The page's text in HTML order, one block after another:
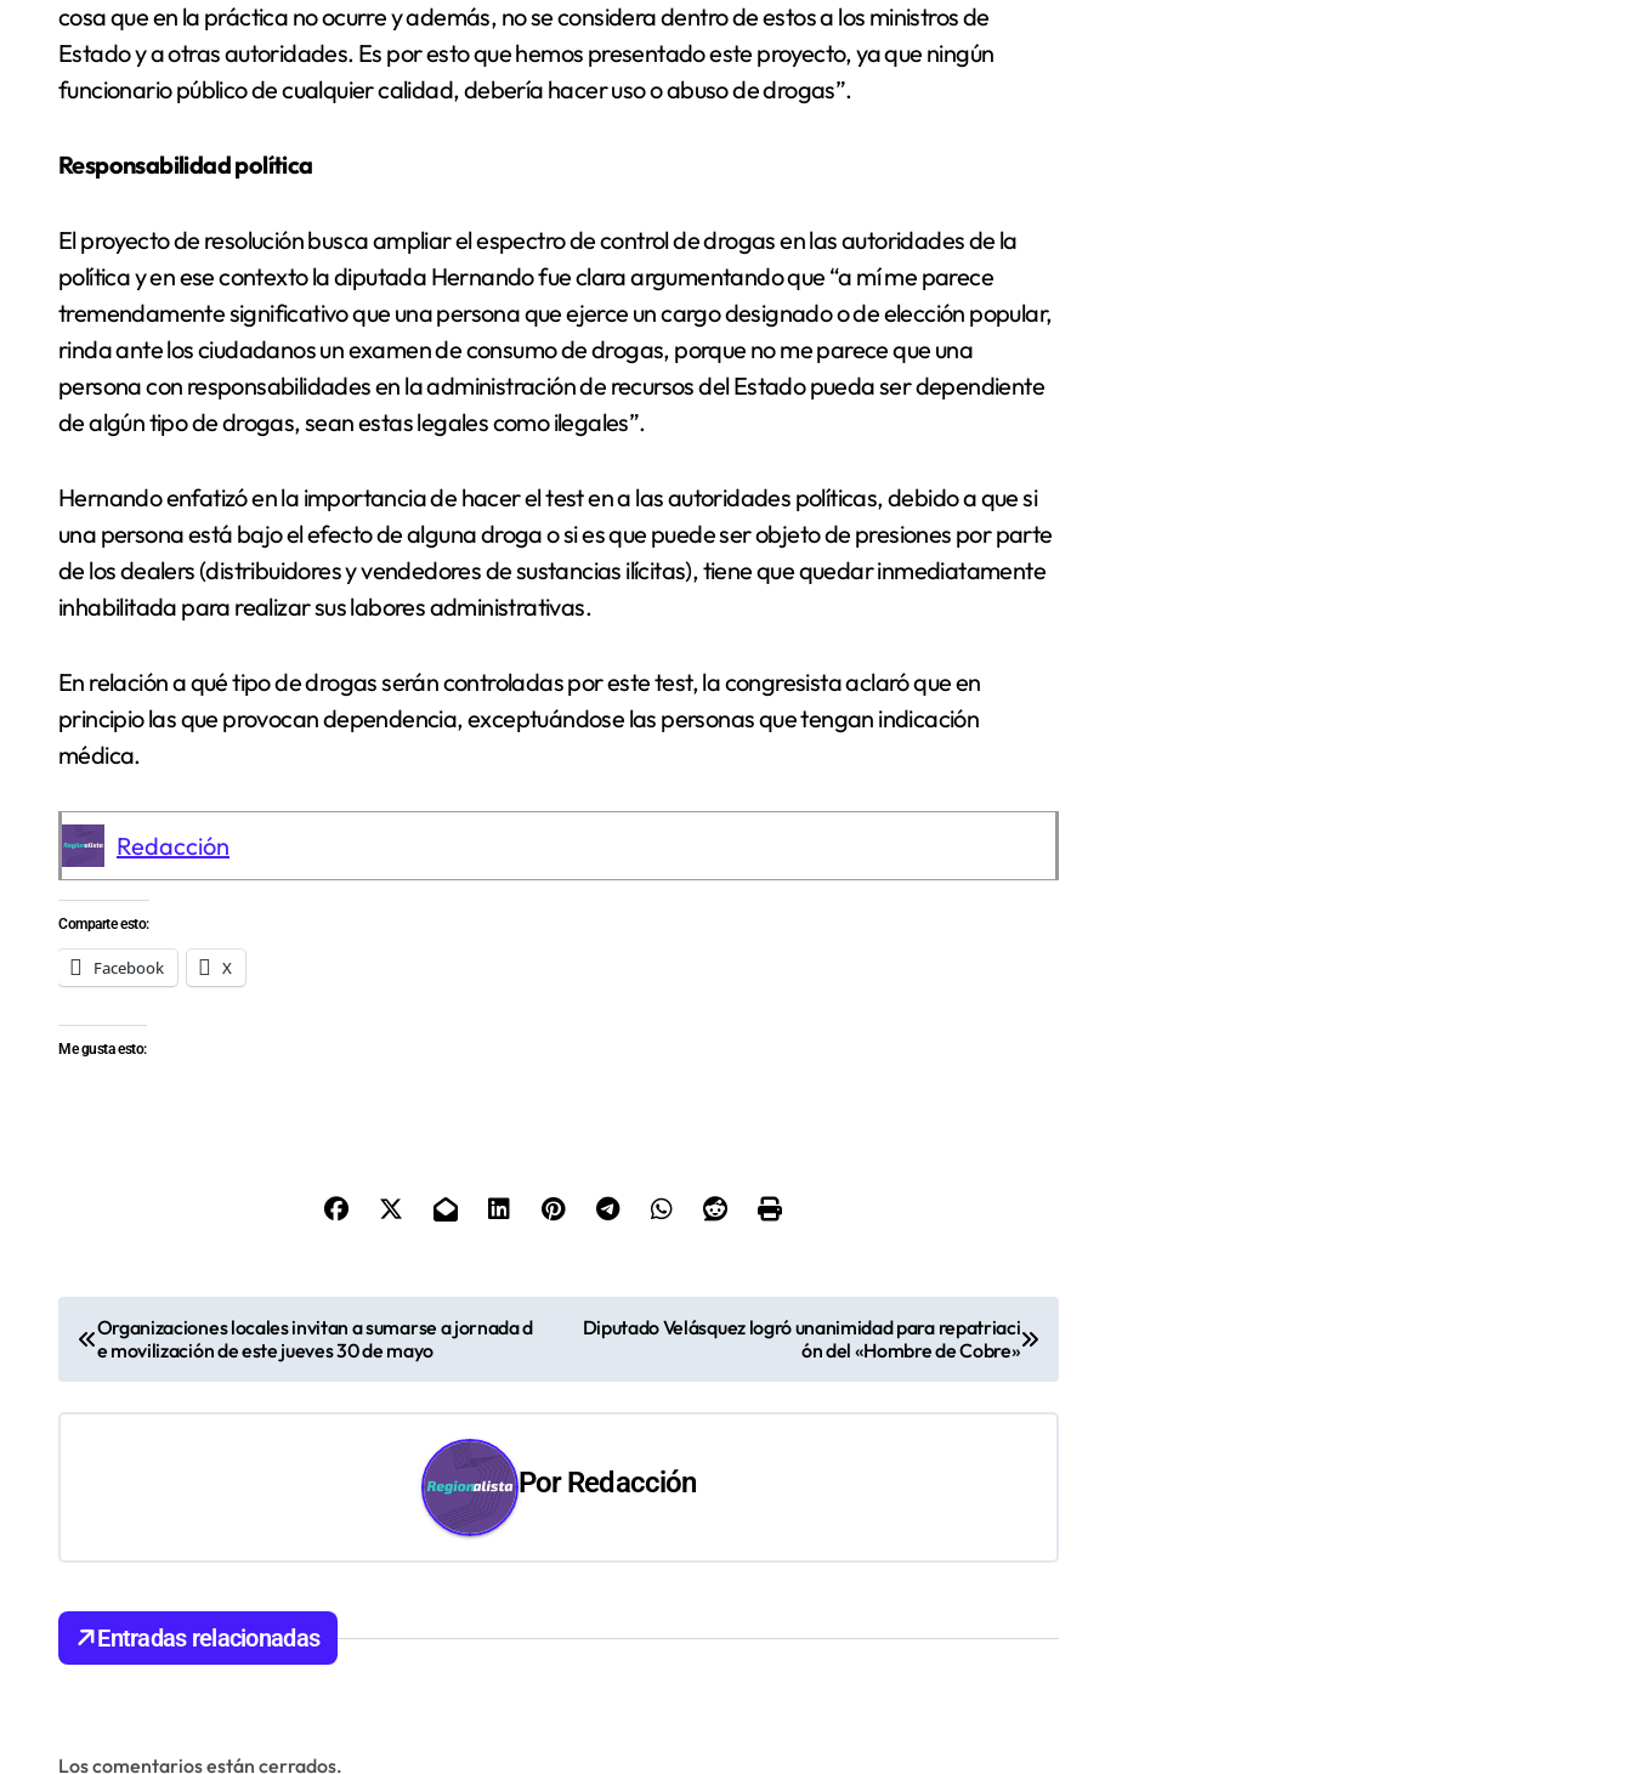
cosa que en la práctica no ocurre y además, no se considera dentro de estos a los ministros de
Estado y a otras autoridades. Es por esto que hemos presentado este proyecto, ya que ningún
funcionario público de cualquier calidad, debería hacer uso o abuso de drogas”.
Responsabilidad política
El proyecto de resolución busca ampliar el espectro de control de drogas en las autoridades de la
política y en ese contexto la diputada Hernando fue clara argumentando que “a mí me parece
tremendamente significativo que una persona que ejerce un cargo designado o de elección popular,
rinda ante los ciudadanos un examen de consumo de drogas, porque no me parece que una
persona con responsabilidades en la administración de recursos del Estado pueda ser dependiente
de algún tipo de drogas, sean estas legales como ilegales”.
Hernando enfatizó en la importancia de hacer el test en a las autoridades políticas, debido a que si
una persona está bajo el efecto de alguna droga o si es que puede ser objeto de presiones por parte
de los dealers (distribuidores y vendedores de sustancias ilícitas), tiene que quedar inmediatamente
inhabilitada para realizar sus labores administrativas.
En relación a qué tipo de drogas serán controladas por este test, la congresista aclaró que en
principio las que provocan dependencia, exceptuándose las personas que tengan indicación
médica.
Redacción
Comparte esto:
Facebook X
Me gusta esto:
a
v
a
c
i
Organizaciones locales invitan a sumarse a jornada d
e movilización de este jueves 30 de mayo
Diputado Velásquez logró unanimidad para repatriaci
ón del «Hombre de Cobre»
PorRedacción
Entradas relacionadas
Los comentarios están cerrados.